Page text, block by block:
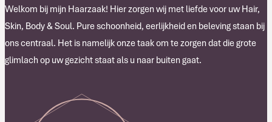
Welkom bij mijn Haarzaak! Hier zorgen wij met liefde voor uw Hair,
Skin, Body & Soul. Pure schoonheid, eerlijkheid en beleving staan bij
ons centraal. Het is namelijk onze taak om te zorgen dat die grote
glimlach op uw gezicht staat als u naar buiten gaat.